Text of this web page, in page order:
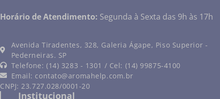
Horário de Atendimento: Segunda à Sexta das 9h às 17h
Avenida Tiradentes, 328, Galeria Ágape, Piso Superior -
Pederneiras. SP
Telefone: (14) 3283 - 1301 / Cel: (14) 99875-4100
Email: contato@aromahelp.com.br
CNPJ: 23.727.028/0001-20
Institucional